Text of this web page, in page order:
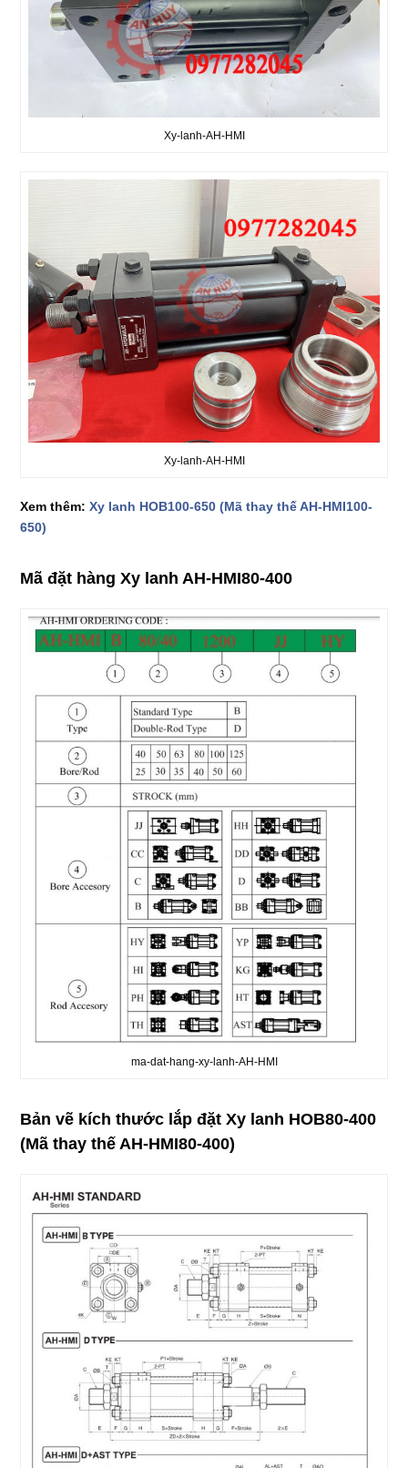
Xy-lanh-AH-HMI
Xy-lanh-AH-HMI
Xem thêm:Xy lanh HOB100-650 (Mã thay thế AH-HMI100-
650)
Mã đặt hàngXy lanh AH-HMI80-400
ma-dat-hang-xy-lanh-AH-HMI
Bản vẽ kích thước lắp đặt Xy lanh HOB80-400
(Mã thay thế AH-HMI80-400)